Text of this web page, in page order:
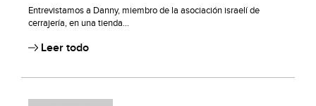
Entrevistamos a Danny, miembro de la asociación israelí de
cerrajería, en una tienda...
Leer todo